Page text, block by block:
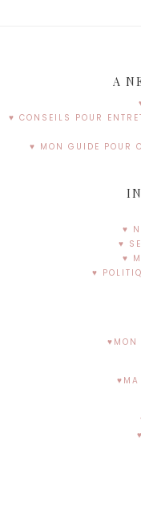
A
♥ CONSEILS POUR
♥ MON GUIDE POUR
♥
♥
♥
♥
♥MON
♥MA